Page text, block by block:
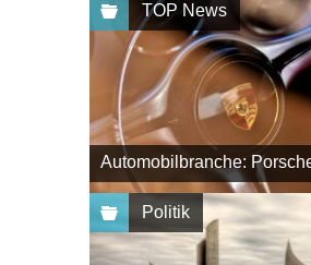
TOP News
Automobilbranche:
Politik